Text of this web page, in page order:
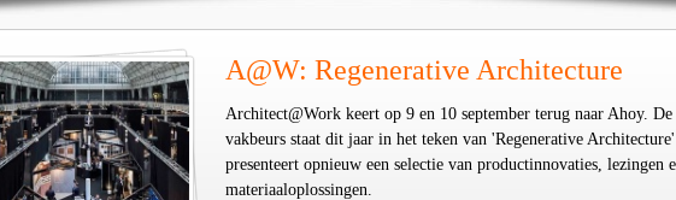
A@W: Regenerative Architecture
Architect@Work keert op 9 en 10 september terug naar Ahoy. De
vakbeurs staat dit jaar in het teken van 'Regenerative
presenteert opnieuw een selectie van productinnovaties, lezingen
materiaaloplossingen.